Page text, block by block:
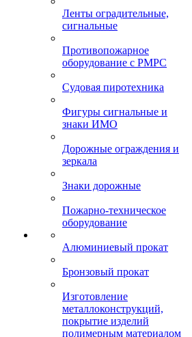
Ленты оградительные,
сигнальные
Противопожарное
оборудование с РМРС
Судовая пиротехника
Фигуры сигнальные и
знаки ИМО
Дорожные ограждения и
зеркала
Знаки дорожные
Пожарно-техническое
оборудование
Алюминиевый прокат
Бронзовый прокат
Изготовление
металлоконструкций,
покрытие изделий
полимерным материалом